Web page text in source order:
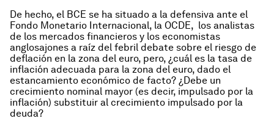
De hecho, el BCE se ha situado a la defensiva ante el
Fondo Monetario Internacional, la OCDE, los analistas
de los mercados financieros y los economistas
anglosajones a raíz del febril debate sobre el riesgo de
deflación en la zona del euro, pero, ¿cuál es la tasa de
inflación adecuada para la zona del euro, dado el
estancamiento económico de facto? ¿Debe un
crecimiento nominal mayor (es decir, impulsado por la
inflación) substituir al crecimiento impulsado por la
deuda?